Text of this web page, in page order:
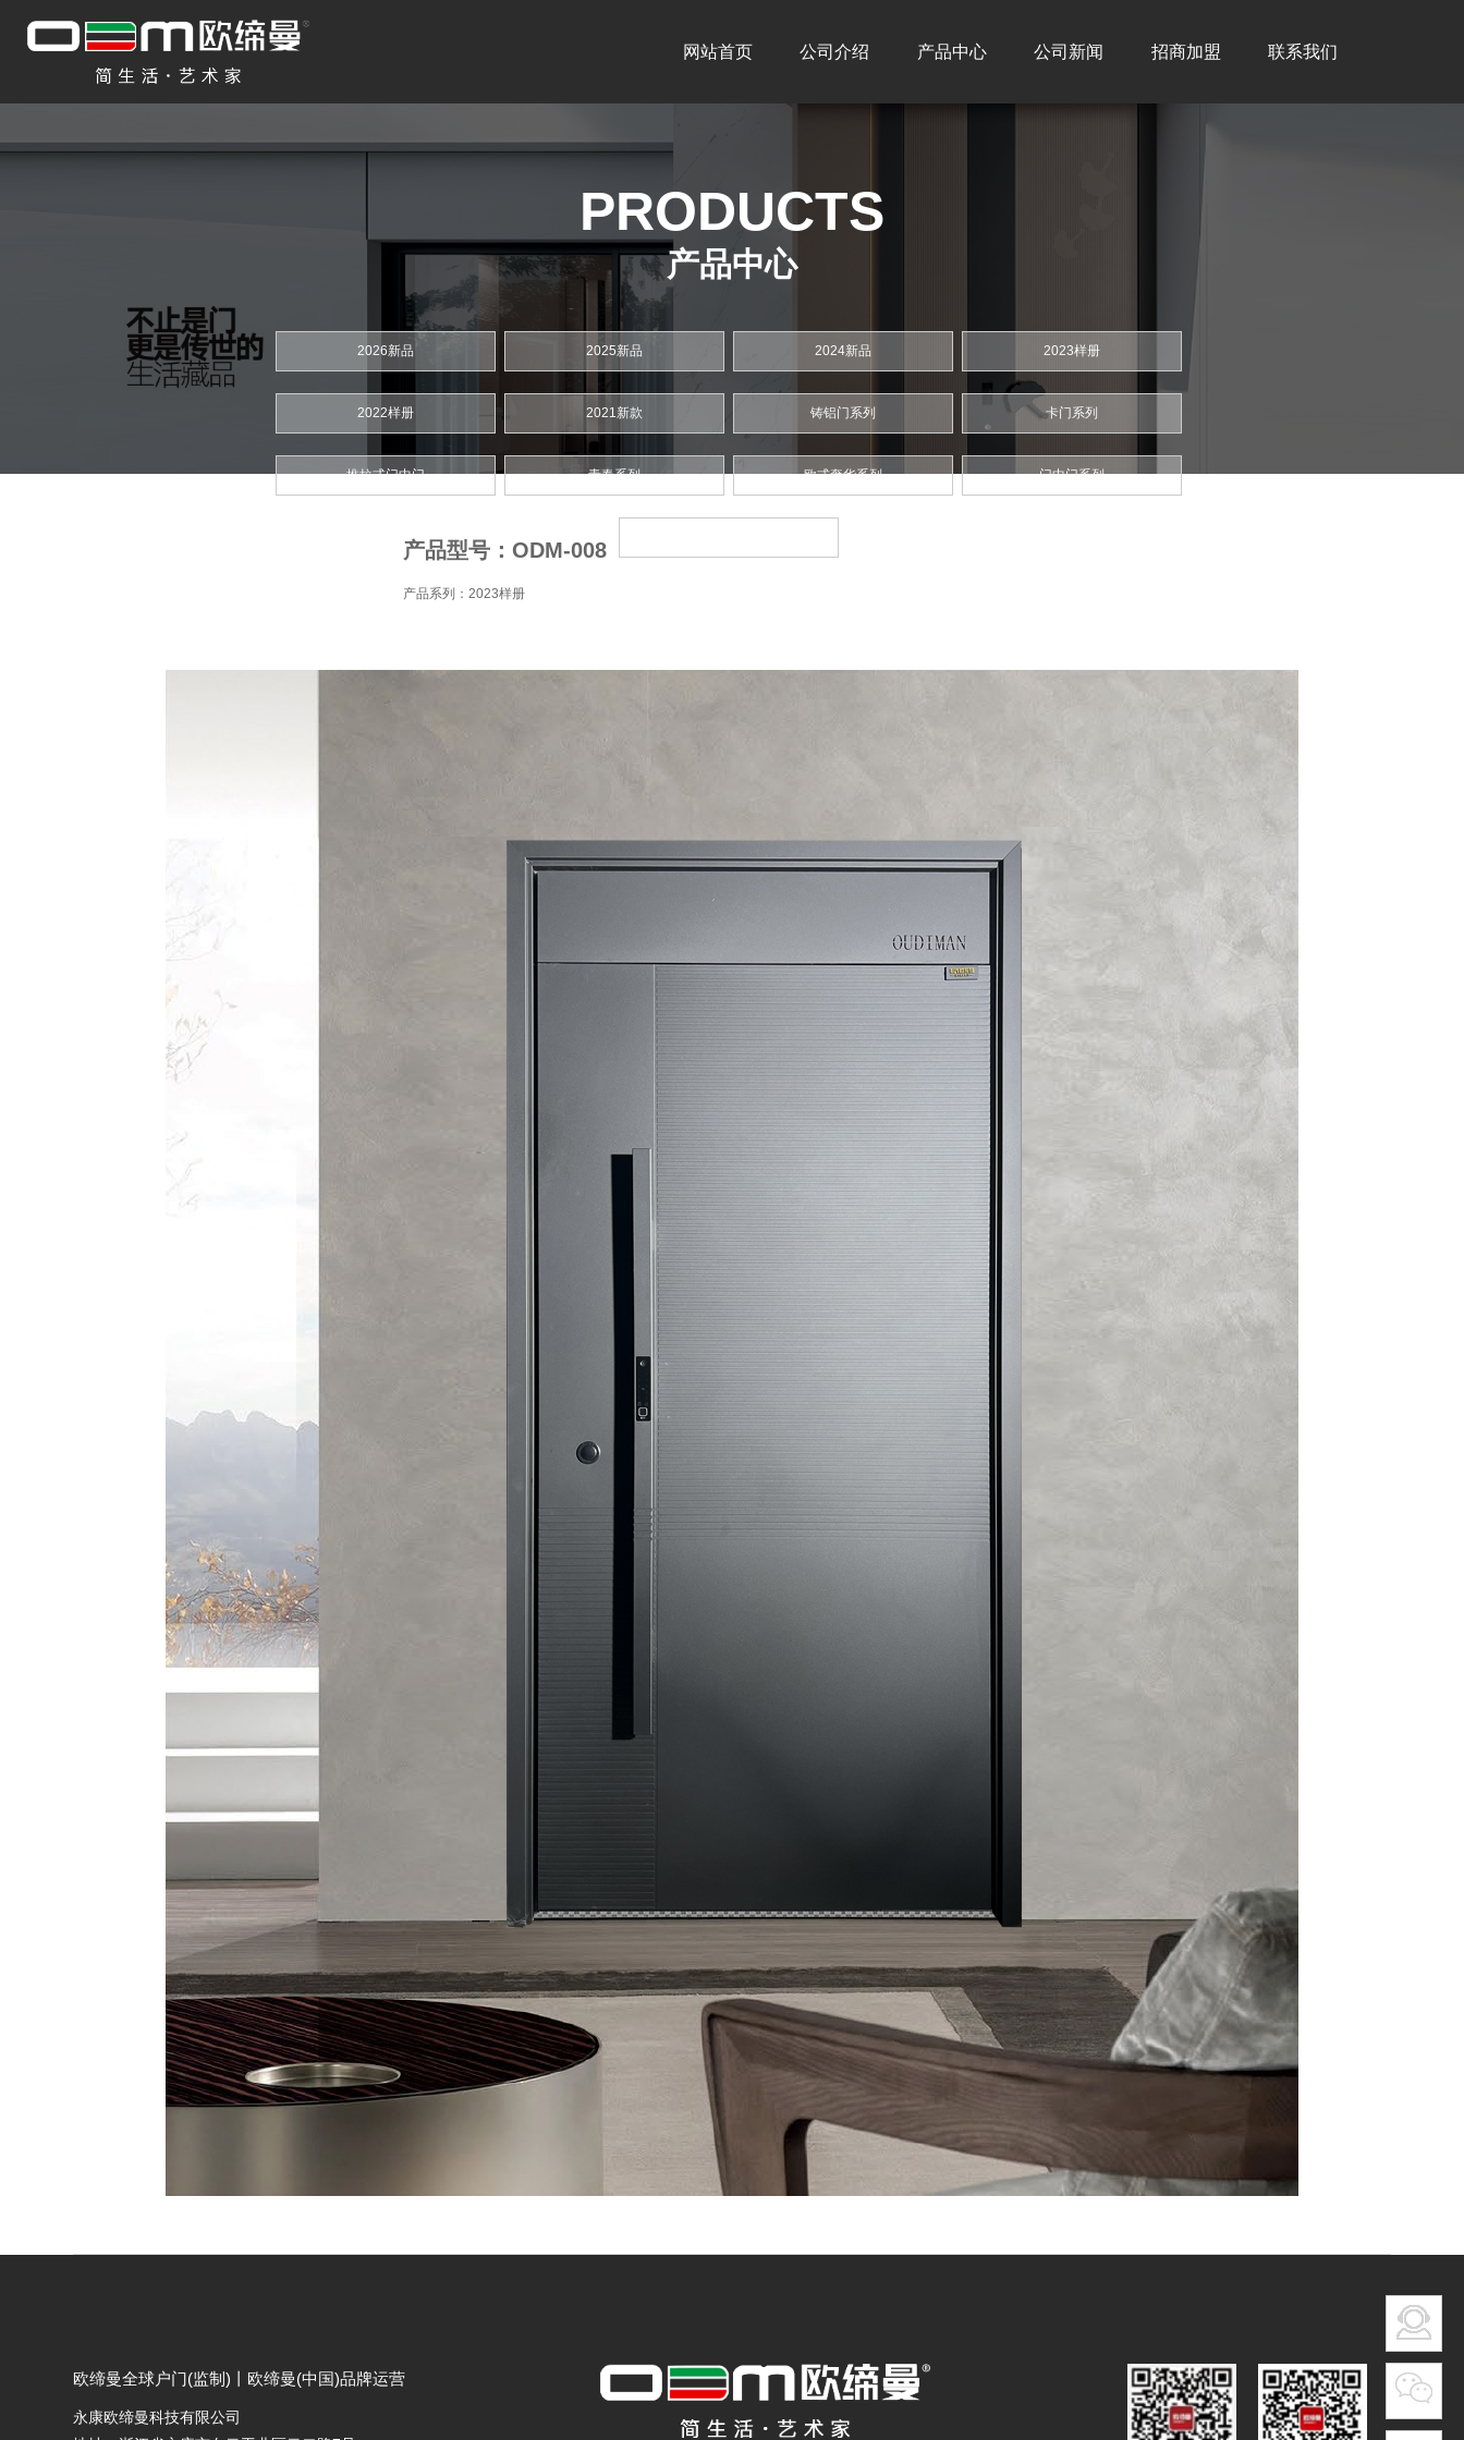
网站首页 公司介绍 产品中心 公司新闻 招商加盟 联系我们
PRODUCTS
产品中心
2026新品 2025新品 2024新品 2023样册
2022样册 2021新款 铸铝门系列 卡门系列
推拉式门中门 青春系列 欧式奢华系列 门中门系列
产品型号：ODM-008
产品系列：2023样册
欧缔曼全球户门(监制)丨欧缔曼(中国)品牌运营
永康欧缔曼科技有限公司